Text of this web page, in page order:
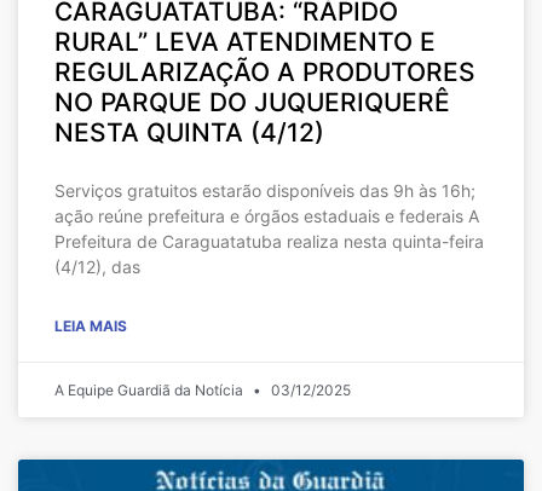
CARAGUATATUBA: “RÁPIDO
RURAL” LEVA ATENDIMENTO E
REGULARIZAÇÃO A PRODUTORES
NO PARQUE DO JUQUERIQUERÊ
NESTA QUINTA (4/12)
Serviços gratuitos estarão disponíveis das 9h às 16h;
ação reúne prefeitura e órgãos estaduais e federais A
Prefeitura de Caraguatatuba realiza nesta quinta-feira
(4/12), das
LEIA MAIS
A Equipe Guardiã da Notícia 03/12/2025